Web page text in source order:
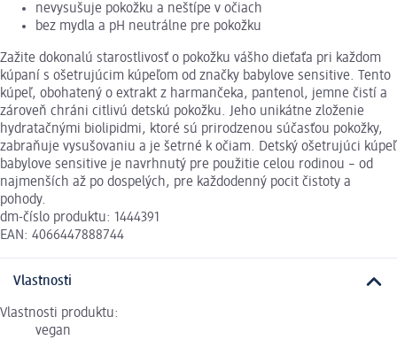
nevysušuje pokožku a neštípe v očiach
bez mydla a pH neutrálne pre pokožku
Zažite dokonalú starostlivosť o pokožku vášho dieťaťa pri každom
kúpaní s ošetrujúcim kúpeľom od značky babylove sensitive. Tento
kúpeľ, obohatený o extrakt z harmančeka, pantenol, jemne čistí a
zároveň chráni citlivú detskú pokožku. Jeho unikátne zloženie
hydratačnými biolipidmi, ktoré sú prirodzenou súčasťou pokožky,
zabraňuje vysušovaniu a je šetrné k očiam. Detský ošetrujúci kúpeľ
babylove sensitive je navrhnutý pre použitie celou rodinou – od
najmenších až po dospelých, pre každodenný pocit čistoty a
pohody.
dm-číslo produktu: 1444391
EAN: 4066447888744
Vlastnosti
Vlastnosti produktu:
vegan